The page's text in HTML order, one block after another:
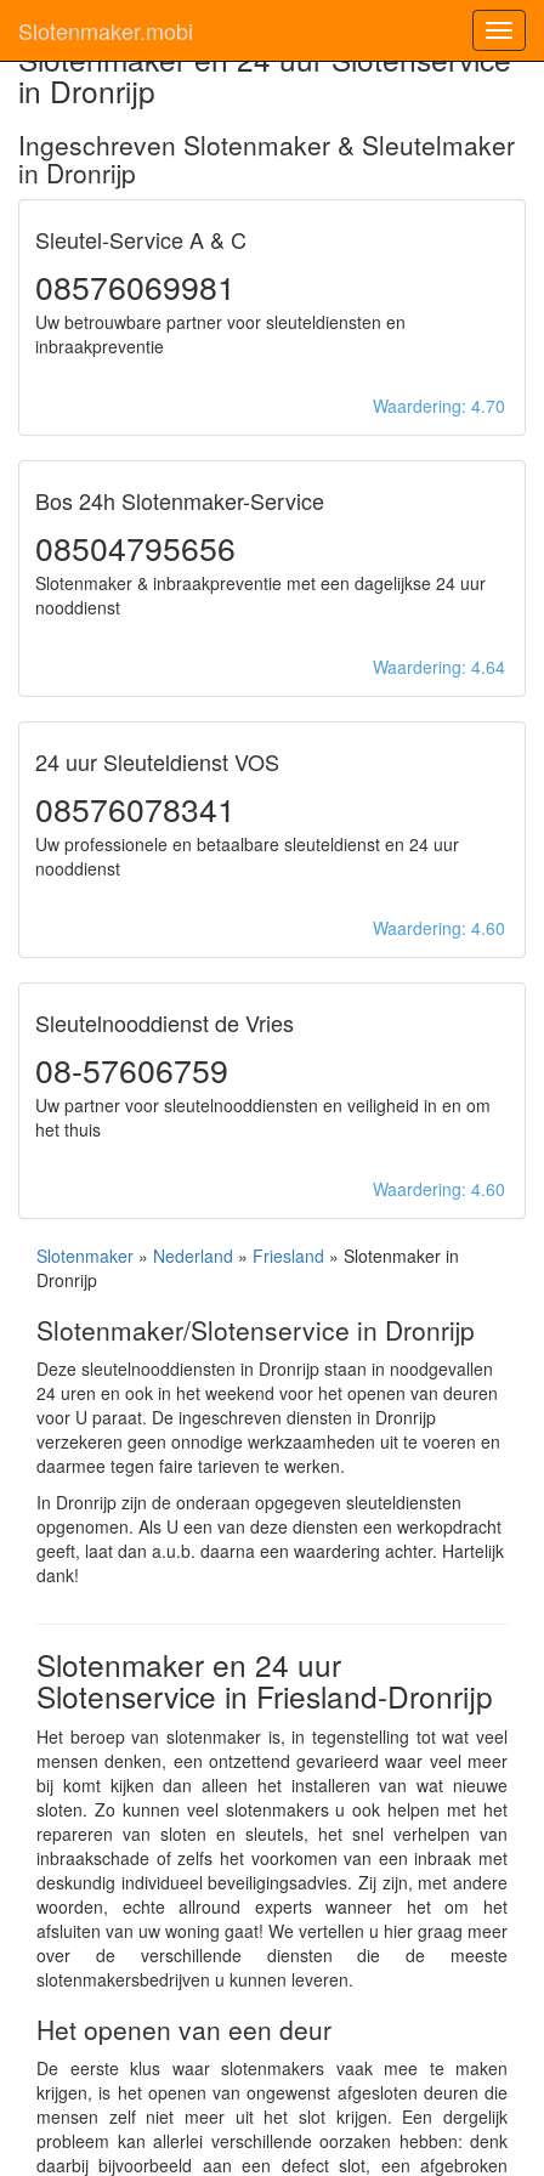
Slotenmaker.mobi
Slotenmaker en 24 uur Slotenservice
in Dronrijp
Ingeschreven Slotenmaker & Sleutelmaker
in Dronrijp
Sleutel-Service A & C
08576069981
Uw betrouwbare partner voor sleuteldiensten en
inbraakpreventie
Waardering: 4.70
Bos 24h Slotenmaker-Service
08504795656
Slotenmaker & inbraakpreventie met een dagelijkse 24 uur
nooddienst
Waardering: 4.64
24 uur Sleuteldienst VOS
08576078341
Uw professionele en betaalbare sleuteldienst en 24 uur
nooddienst
Waardering: 4.60
Sleutelnooddienst de Vries
08-57606759
Uw partner voor sleutelnooddiensten en veiligheid in en om
het thuis
Waardering: 4.60
Slotenmaker » Nederland » Friesland » Slotenmaker in
Dronrijp
Slotenmaker/Slotenservice in Dronrijp
Deze sleutelnooddiensten in Dronrijp staan in noodgevallen
24 uren en ook in het weekend voor het openen van deuren
voor U paraat. De ingeschreven diensten in Dronrijp
verzekeren geen onnodige werkzaamheden uit te voeren en
daarmee tegen faire tarieven te werken.
In Dronrijp zijn de onderaan opgegeven sleuteldiensten
opgenomen. Als U een van deze diensten een werkopdracht
geeft, laat dan a.u.b. daarna een waardering achter. Hartelijk
dank!
Slotenmaker en 24 uur
Slotenservice in Friesland-Dronrijp
Het beroep van slotenmaker is, in tegenstelling tot wat veel
mensen denken, een ontzettend gevarieerd waar veel meer
bij komt kijken dan alleen het installeren van wat nieuwe
sloten. Zo kunnen veel slotenmakers u ook helpen met het
repareren van sloten en sleutels, het snel verhelpen van
inbraakschade of zelfs het voorkomen van een inbraak met
deskundig individueel beveiligingsadvies. Zij zijn, met andere
woorden, echte allround experts wanneer het om het
afsluiten van uw woning gaat! We vertellen u hier graag meer
over de verschillende diensten die de meeste
slotenmakersbedrijven u kunnen leveren.
Het openen van een deur
De eerste klus waar slotenmakers vaak mee te maken
krijgen, is het openen van ongewenst afgesloten deuren die
mensen zelf niet meer uit het slot krijgen. Een dergelijk
probleem kan allerlei verschillende oorzaken hebben: denk
daarbij bijvoorbeeld aan een defect slot, een afgebroken